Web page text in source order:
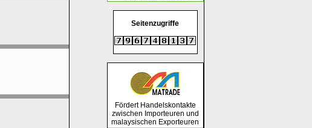
Seitenzugriffe
Fördert Handelskontakte
zwischen Importeuren und
malaysischen Exporteuren